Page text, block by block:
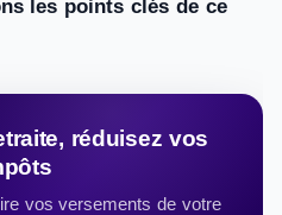
les points clés de ce
réduisez vos
vos versements de votre